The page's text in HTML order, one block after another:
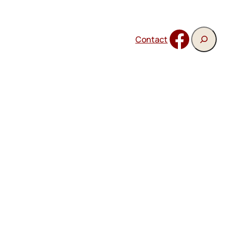
ContactFacebook